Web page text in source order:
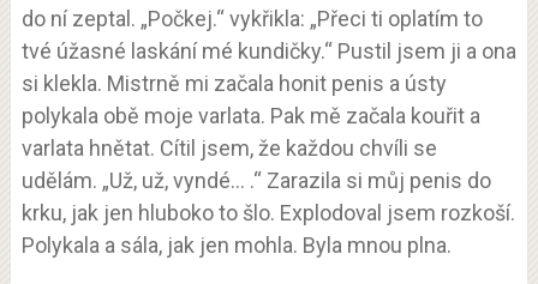
do ní zeptal. „Počkej.“ vykřikla: „Přeci ti oplatím to
tvé úžasné laskání mé kundičky.“ Pustil jsem ji a ona
si klekla. Mistrně mi začala honit penis a ústy
polykala obě moje varlata. Pak mě začala kouřit a
varlata hnětat. Cítil jsem, že každou chvíli se
udělám. „Už, už, vyndé… .“ Zarazila si můj penis do
krku, jak jen hluboko to šlo. Explodoval jsem rozkoší.
Polykala a sála, jak jen mohla. Byla mnou plna.